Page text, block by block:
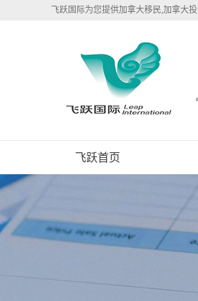
飞跃国际为您提供加拿大移民,加拿大
飞跃首页